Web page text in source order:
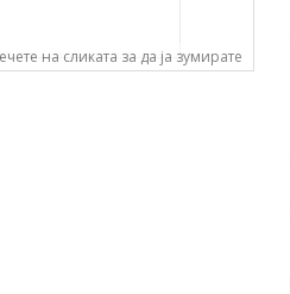
на сликата за да ја зумирате